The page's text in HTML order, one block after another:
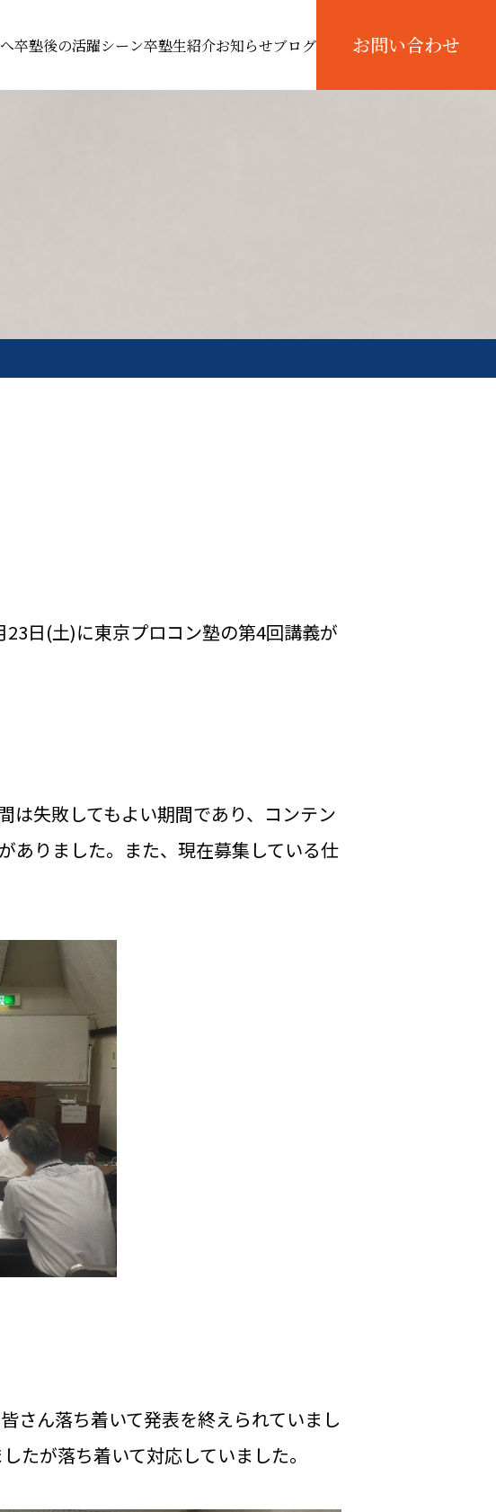
卒塾後の活躍シーン卒塾生紹介お知らせブログ お問い合わせ
日(土)に東京プロコン塾の第4回講義が
は失敗してもよい期間であり、コンテン
ありました。また、現在募集している仕
さん落ち着いて発表を終えられていまし
たが落ち着いて対応していました。